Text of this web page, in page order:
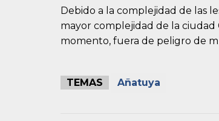
Debido a la complejidad de las
mayor complejidad de la
momento, fuera de peligro de
TEMAS Añatuya